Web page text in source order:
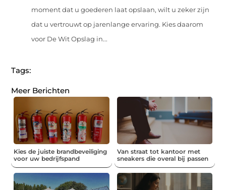
moment dat u goederen laat opslaan, wilt u zeker zijn
dat u vertrouwt op jarenlange ervaring. Kies daarom
voor De Wit Opslag in...
Tags:
Meer Berichten
Kies de juiste brandbeveiliging
voor uw bedrijfspand
Van straat tot kantoor met
sneakers die overal bij passen